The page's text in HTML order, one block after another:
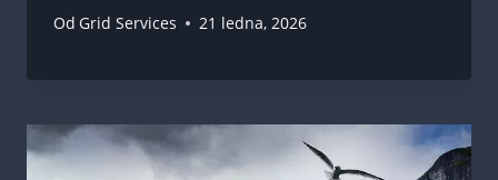
Od Grid Services 21 ledna, 2026